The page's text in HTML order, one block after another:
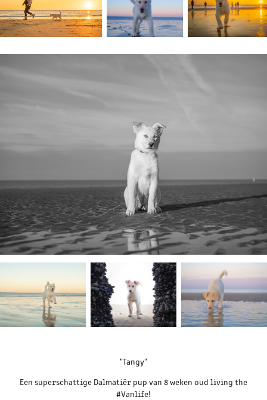
"Tangy"
Een superschattige Dalmatiër pup van 8 weken oud living the
#Vanlife!